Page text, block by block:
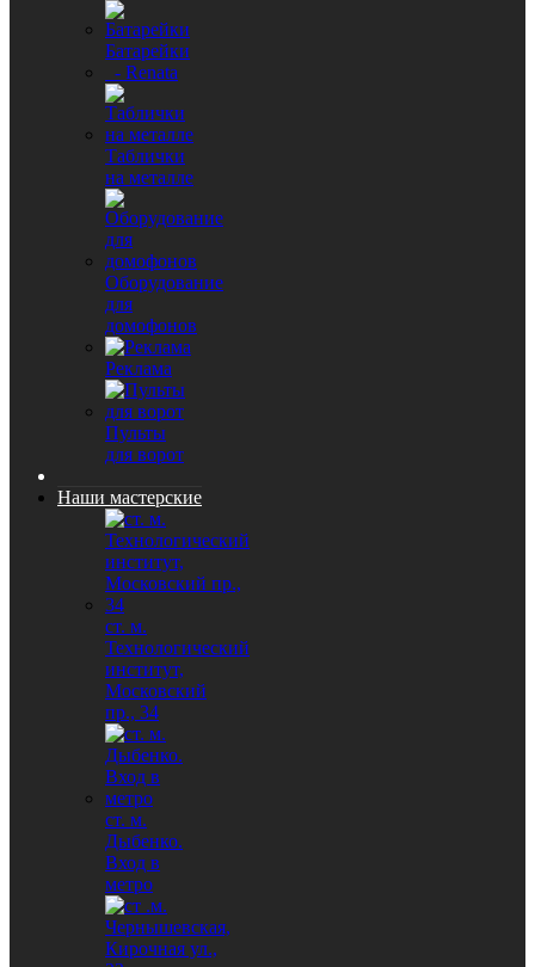
Батарейки
- Renata
Таблички
на металле
Оборудование
для
домофонов
Реклама
Пульты
для ворот
Наши мастерские
ст. м.
Технологический
институт,
Московский
пр., 34
ст. м.
Дыбенко.
Вход в
метро